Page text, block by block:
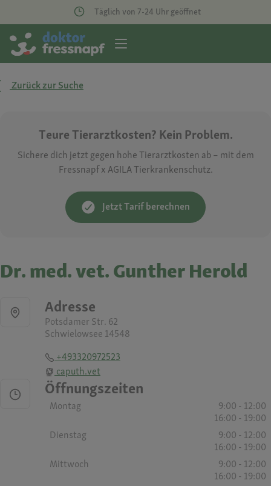
Täglich von 7-24 Uhr geöffnet
Zurück zur Suche
Teure Tierarztkosten? Kein Problem.
Sichere dich jetzt gegen hohe Tierarztkosten ab – mit dem
Fressnapf x AGILA Tierkrankenschutz.
Jetzt Tarif berechnen
Dr. med. vet. Gunther Herold
Adresse
Potsdamer Str. 62
Schwielowsee 14548
+493320972523
caputh.vet
Öffnungszeiten
Montag
9:00 - 12:00
16:00 - 19:00
Dienstag
9:00 - 12:00
16:00 - 19:00
Mittwoch
9:00 - 12:00
16:00 - 19:00